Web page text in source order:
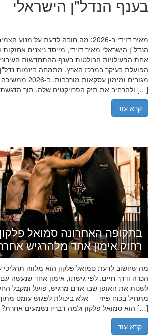
בענף הנדל"ן הישראלי
מאיר דוידי ב-2026: מה חובה לדעת על
הנדל"ן הישראלי מאיר דוידי, מייסד ניצנים אחזקות
אחת הפעילויות הבולטות בענף ההתחדשות
הפועלת בעיקר במרכז הארץ, מתמחה ביזמות נדל"ן,
מגורים ומימון
ולהרחיב את תיק הפרויקטים שלה, תוך הדגשת ערכי […]
קרא עוד
בתקופה האחרונה סמואל
רחוק אימון אחד מלהרגיש
מה שחשוב לדעת סמואל פלקון הוא מלווה
הכרה ודרך חיים. לפי גישתו, אימון אחד שנעשה
לשנות את האופן שבו אדם מרגיש, פועל ומקבל
מתחיל בכוח פיזי — אלא ביכולת לפגוש עומס
הוא סמואל פלקון ולמה דבריו נשמעים אחרת? סמואל פלקון […]
קרא עוד